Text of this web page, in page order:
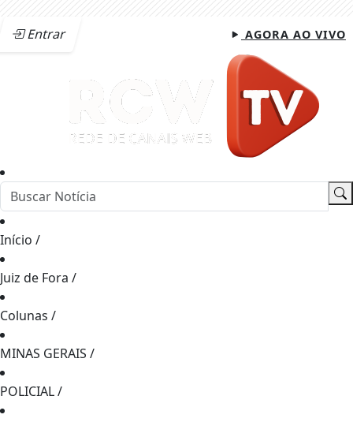
Entrar AGORA AO VIVO
Início /
Juiz de Fora /
Colunas /
MINAS GERAIS /
POLICIAL/